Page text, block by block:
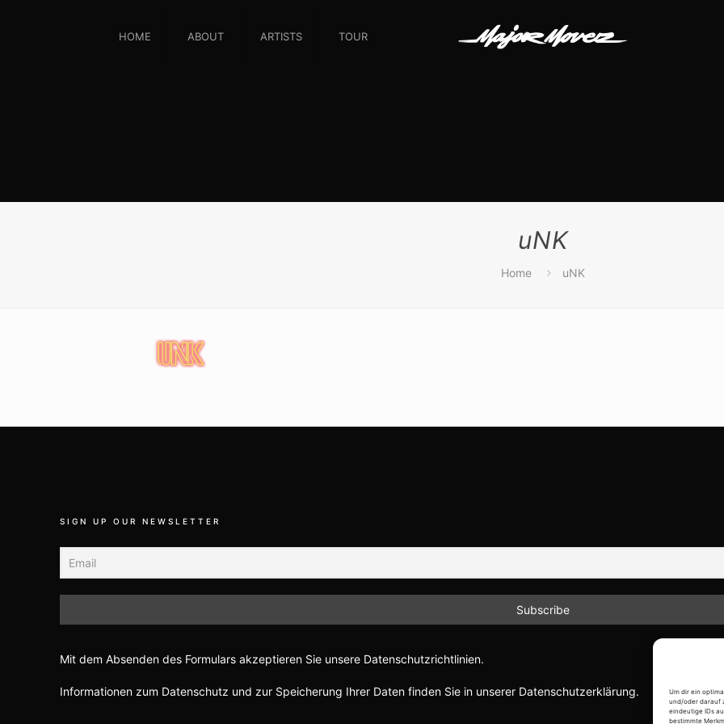
Um dir ein
und/oder darauf
eindeutige IDs
bestimmte
HOME ABOUT ARTISTS TOUR
uNK
Home uNK
SIGN UP OUR NEWSLETTER
Mit dem Absenden des Formulars akzeptieren Sie unsere Datenschutzrichtlinien.
Informationen zum Datenschutz und zur Speicherung Ihrer Daten finden Sie in unserer Datenschutzerklärung.